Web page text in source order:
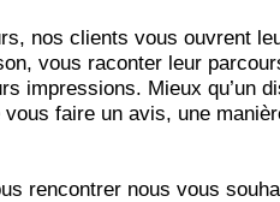
nos clients vous ouvrent
vous raconter leur
impressions. Mieux qu’un
faire un avis, une
rencontrer nous vous